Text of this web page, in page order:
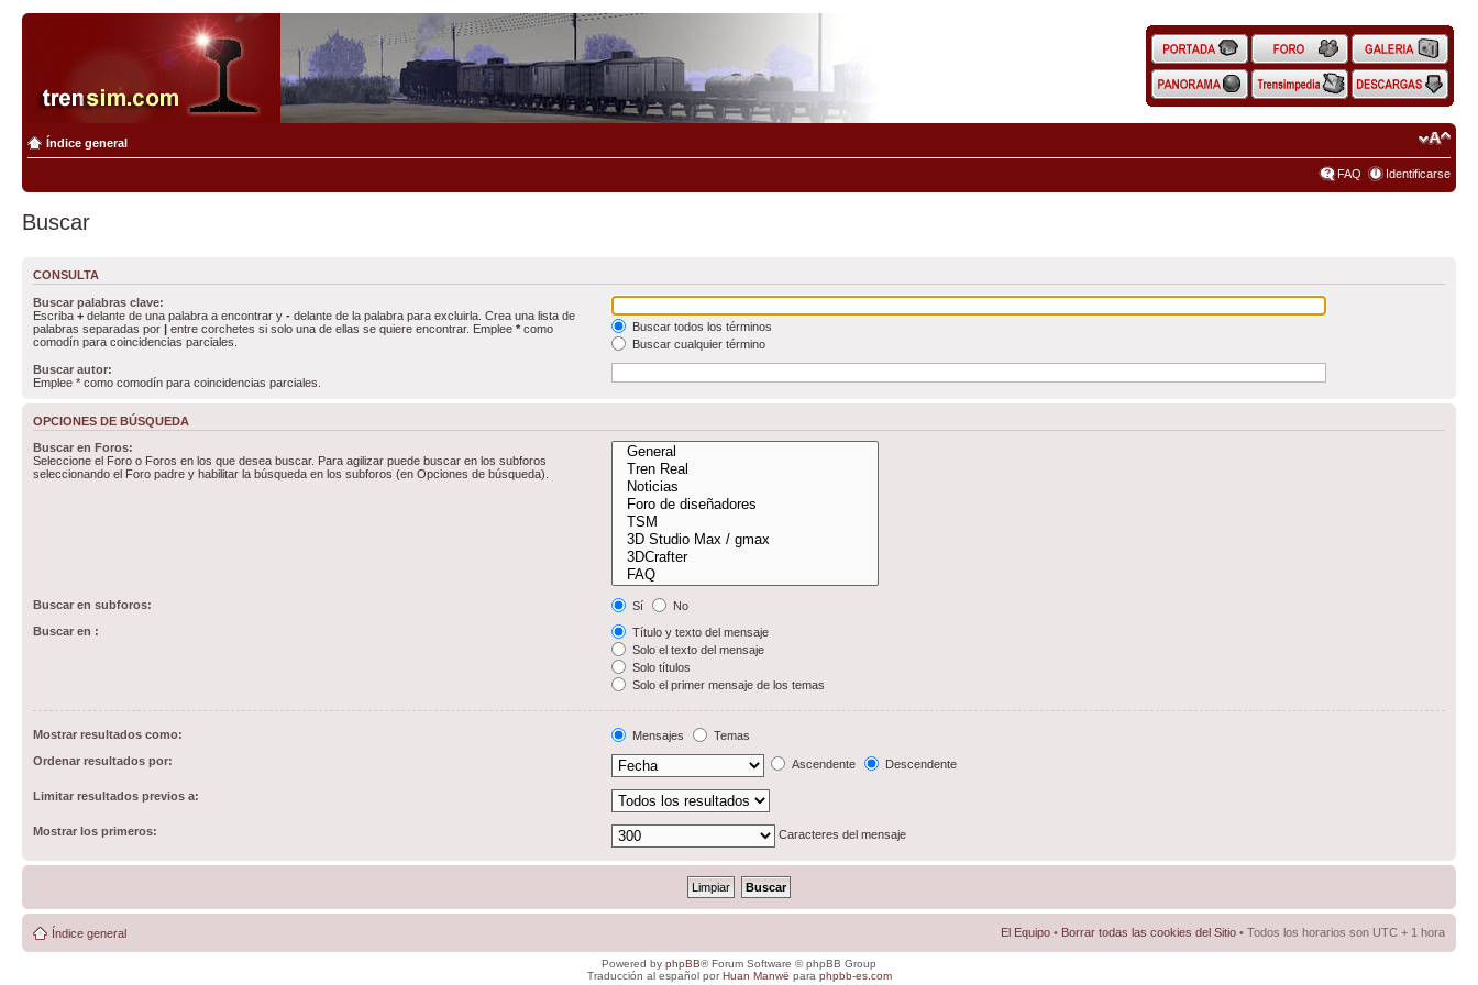
Índice general
FAQ Identificarse
Buscar
CONSULTA
Buscar palabras clave:
Escriba + delante de una palabra a encontrar y - delante de la palabra para excluirla. Crea una lista de
palabras separadas por | entre corchetes si solo una de ellas se quiere encontrar. Emplee * como
comodín para coincidencias parciales.
Buscar todos los términos
Buscar cualquier término
Buscar autor:
Emplee * como comodín para coincidencias parciales.
OPCIONES DE BÚSQUEDA
Buscar en Foros:
Seleccione el Foro o Foros en los que desea buscar. Para agilizar puede buscar en los subforos
seleccionando el Foro padre y habilitar la búsqueda en los subforos (en Opciones de búsqueda).
Buscar en subforos: Sí
No
Buscar en :
Título y texto del mensaje
Solo el texto del mensaje
Solo títulos
Solo el primer mensaje de los temas
Mostrar resultados como: Mensajes
Temas
Ordenar resultados por:
Ascendente Descendente
Limitar resultados previos a:
Mostrar los primeros: Caracteres del mensaje
Índice general El Equipo • Borrar todas las cookies del Sitio • Todos los horarios son UTC + 1 hora
Powered by phpBB® Forum Software © phpBB Group
Traducción al español porHuan Manwë para phpbb-es.com